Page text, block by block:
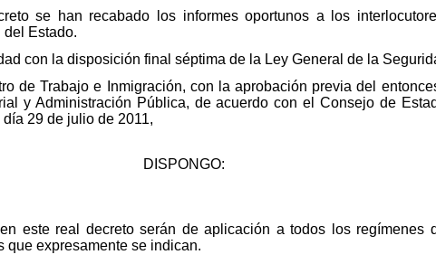
se han recabado los informes oportunos a los
del Estado.
con la disposición final séptima de la Ley General de la
de Trabajo e Inmigración, con la aprobación previa del
y Administración Pública, de acuerdo con el Consejo de
29 de julio de 2011,
DISPONGO:
este real decreto serán de aplicación a todos los regímenes
que expresamente se indican.